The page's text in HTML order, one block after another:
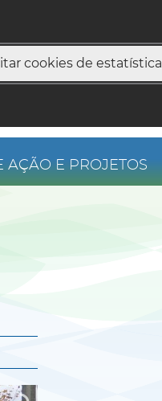
cookies de estatística
AÇÃO E PROJETOS